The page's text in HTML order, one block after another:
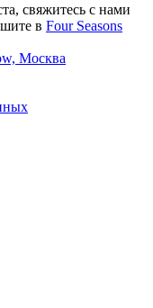
свяжитесь с нами
в Four Seasons
Москва